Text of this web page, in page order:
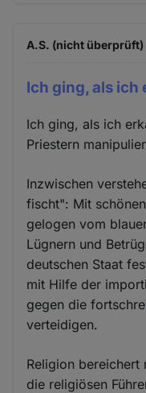
A.S. (nicht überprüft)
Ich ging, als ich
Ich ging, als ich
Priestern
Inzwischen
fischt": Mit
gelogen vom
Lügnern und
deutschen Staat
mit Hilfe der
gegen die
verteidigen.
Religion bereichert
die religiösen